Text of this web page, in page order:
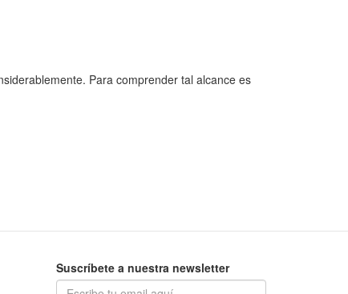
Para comprender tal alcance es
Suscríbete a nuestra newsletter